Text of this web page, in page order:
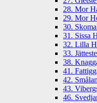
28. Mor
29. Mor
30.
31. Sissa
32. Lilla
33.
38.
41.
42.
43.
46.